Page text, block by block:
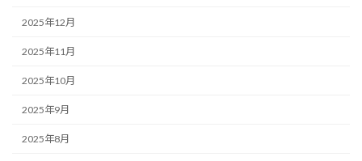
2025年12月
2025年11月
2025年10月
2025年9月
2025年8月